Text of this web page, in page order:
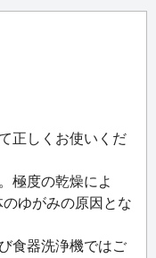
しに新しい潤いをも
。
せる藤木伝四郎商店
体の外筒を短くする
色を引き締める役割
新な意匠でありなが
細工ならではの一品
り、外蓋を開けると
蓋は通常より深さが
葉を急須に入れる際
きるようになってい
正しくお使いくだ
極度の乾燥によ
ゆがみの原因とな
食器洗浄機ではご